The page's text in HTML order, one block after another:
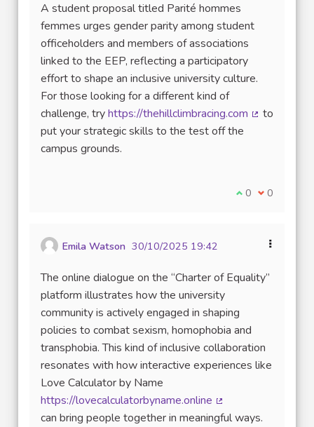
A student proposal titled Parité hommes
femmes urges gender parity among student
officeholders and members of associations
linked to the EEP, reflecting a participatory
effort to shape an inclusive university culture.
For those looking for a different kind of
challenge, tryhttps://thehillclimbracing.com
to
put your strategic skills to the test off the
campus grounds.
Je suis d'accord
0 Je ne suis
0
Emila Watson 30/10/2025 19:42
The online dialogue on the “Charter of Equality”
platform illustrates how the university
community is actively engaged in shaping
policies to combat sexism, homophobia and
transphobia. This kind of inclusive collaboration
resonates with how interactive experiences like
Love Calculator by Name
https://lovecalculatorbyname.online
(Lien externe)
can bring people together in meaningful ways.